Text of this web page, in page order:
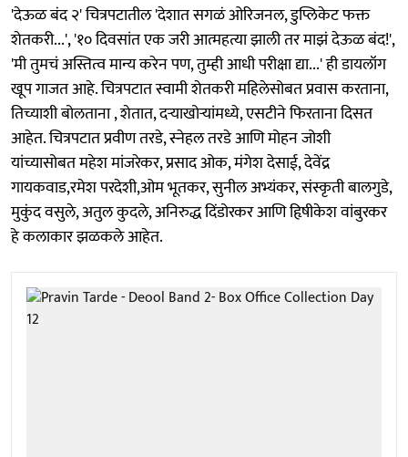
'देऊळ बंद २' चित्रपटातील 'देशात सगळं ओरिजनल, डुप्लिकेट फक्त
शेतकरी...', '१० दिवसांत एक जरी आत्महत्या झाली तर माझं देऊळ बंद!',
'मी तुमचं अस्तित्व मान्य करेन पण, तुम्ही आधी परीक्षा द्या...' ही डायलॉग
खूप गाजत आहे. चित्रपटात स्वामी शेतकरी महिलेसोबत प्रवास करताना,
तिच्याशी बोलताना , शेतात, दऱ्याखोऱ्यांमध्ये, एसटीने फिरताना दिसत
आहेत. चित्रपटात प्रवीण तरडे, स्नेहल तरडे आणि मोहन जोशी
यांच्यासोबत महेश मांजरेकर, प्रसाद ओक, मंगेश देसाई, देवेंद्र
गायकवाड,रमेश परदेशी,ओम भूतकर, सुनील अभ्यंकर, संस्कृती बालगुडे,
मुकुंद वसुले, अतुल कुदले, अनिरुद्ध दिंडोरकर आणि हिृषीकेश वांबुरकर
हे कलाकार झळकले आहेत.